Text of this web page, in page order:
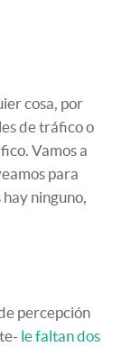
cosa, por
de tráfico o
Vamos a
para
ninguno,
percepción
le faltan dos